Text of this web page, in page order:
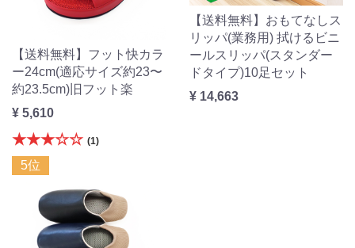
【送料無料】フット快カラ
ー24cm(適応サイズ約23〜
約23.5cm)旧フット楽
¥ 5,610
★★★☆☆ (1)
【送料無料】おもてなしス
リッパ(業務用) 拭けるビニ
ールスリッパ(スタンダー
ドタイプ)10足セット
¥ 14,663
5位